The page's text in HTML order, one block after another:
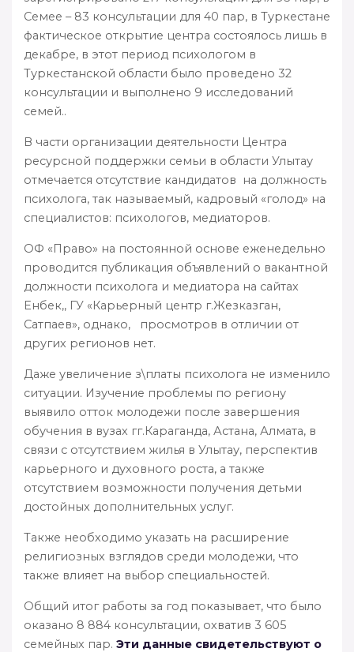
Семее – 83 консультации для 40 пар, в Туркестане
фактическое открытие центра состоялось лишь в
декабре, в этот период психологом в
Туркестанской области было проведено 32
консультации и выполнено 9 исследований
семей..
В части организации деятельности Центра
ресурсной поддержки семьи в области Улытау
отмечается отсутствие кандидатов на должность
психолога, так называемый, кадровый «голод» на
специалистов: психологов, медиаторов.
ОФ «Право» на постоянной основе еженедельно
проводится публикация объявлений о вакантной
должности психолога и медиатора на сайтах
Енбек,, ГУ «Карьерный центр г.Жезказган,
Сатпаев», однако, просмотров в отличии от
других регионов нет.
Даже увеличение з\платы психолога не изменило
ситуации. Изучение проблемы по региону
выявило отток молодежи после завершения
обучения в вузах гг.Караганда, Астана, Алмата, в
связи с отсутствием жилья в Улытау, перспектив
карьерного и духовного роста, а также
отсутствием возможности получения детьми
достойных дополнительных услуг.
Также необходимо указать на расширение
религиозных взглядов среди молодежи, что
также влияет на выбор специальностей.
Общий итог работы за год показывает, что было
оказано 8 884 консультации, охватив 3 605
семейных пар. Эти данные свидетельствуют о